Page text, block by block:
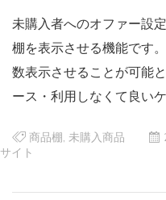
未購入者へのオファー設
棚を表示させる機能です
数表示させることが可能
ース・利用しなくて良い
商品棚 未購入商品
サイト